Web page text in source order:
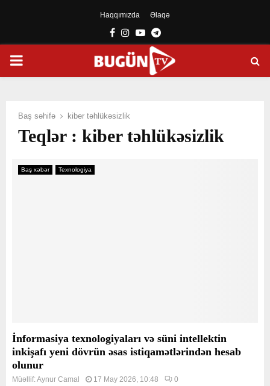
Haqqımızda Əlaqə
Facebook
Instagram
YoutubeTelegram
PRIMARY
Baş səhifə kiber təhlükəsizlik
Teqlər : kiber təhlükəsizlik
Baş xəbər Texnologiya
İnformasiya texnologiyaları və süni intellektin
inkişafı yeni dövrün əsas istiqamətlərindən hesab
olunur
Müəllif:Aynur Camal 17 May 2026, 10:48 0